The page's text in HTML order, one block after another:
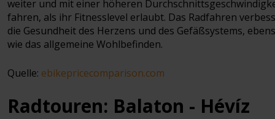
weiter und mit einer höheren
fahren, als ihr Fitnesslevel erlaubt. Das Radfahren
die Gesundheit des Herzens und des Gefäßsystems,
wie das allgemeine Wohlbefinden.
Quelle: ebikepricecomparison.com
Radtouren: Balaton - Hévíz